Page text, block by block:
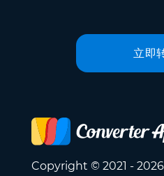
立即
Copyright © 2021 -